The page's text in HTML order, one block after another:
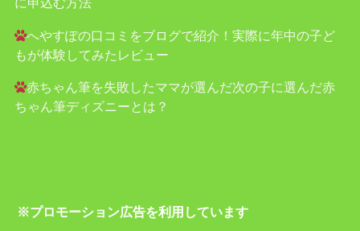
へやすぽの口コミをブログで紹介！実際に年中の子ど
もが体験してみたレビュー
赤ちゃん筆を失敗したママが選んだ次の子に選んだ赤
ちゃん筆ディズニーとは？
※プロモーション広告を利用しています